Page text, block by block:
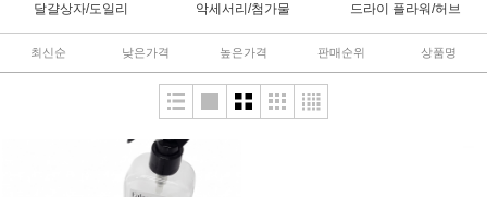
달걀상자/도일리 악세서리/첨가물 드라이 플라워/허브
최신순 낮은가격 높은가격 판매순위 상품명